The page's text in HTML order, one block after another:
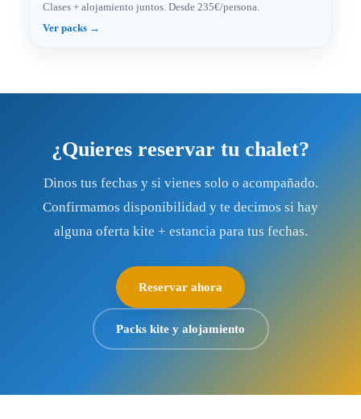
Clases + alojamiento juntos. Desde 235€/persona.
Ver packs →
¿Quieres reservar tu chalet?
Dinos tus fechas y si vienes solo o acompañado.
Confirmamos disponibilidad y te decimos si hay
alguna oferta kite + estancia para tus fechas.
Reservar ahora
Packs kite y alojamiento